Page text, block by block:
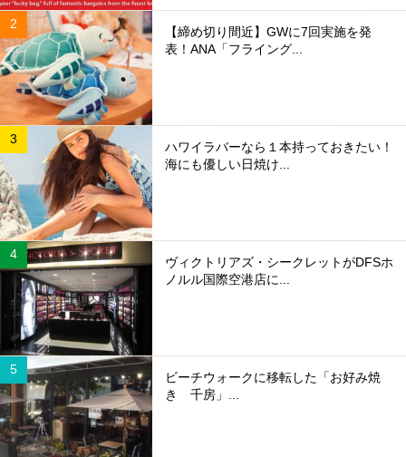
【締め切り間近】GWに7回実施を発
表！ANA「フライング...
ハワイラバーなら１本持っておきたい！
海にも優しい日焼け...
ヴィクトリアズ・シークレットがDFSホ
ノルル国際空港店に...
ビーチウォークに移転した「お好み焼
き 千房」...